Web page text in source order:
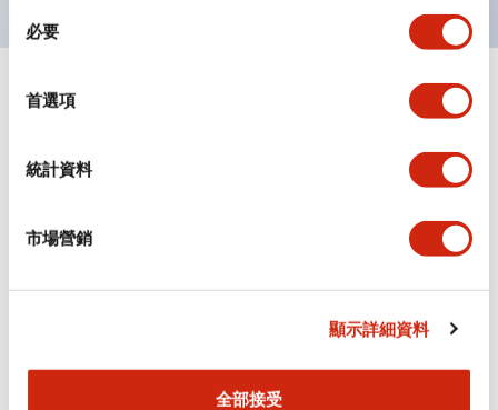
必要
首選項
統計資料
市場營銷
顯示詳細資料
全部接受
規格 顯示全部 +